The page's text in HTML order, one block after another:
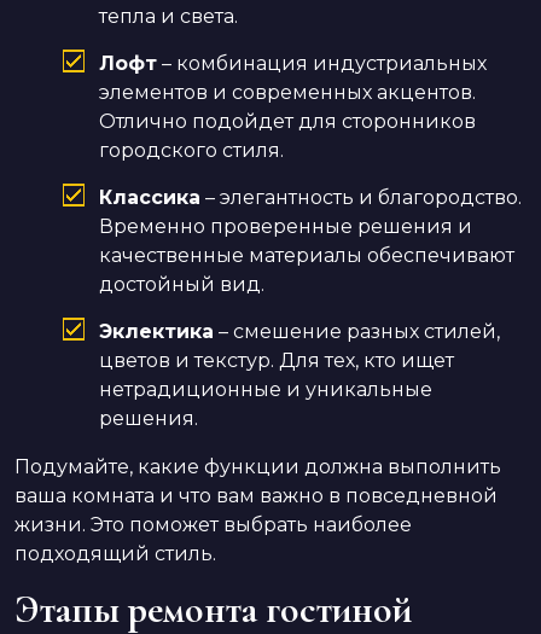
тепла и света.
Лофт – комбинация индустриальных
элементов и современных акцентов.
Отлично подойдет для сторонников
городского стиля.
Классика – элегантность и благородство.
Временно проверенные решения и
качественные материалы обеспечивают
достойный вид.
Эклектика – смешение разных стилей,
цветов и текстур. Для тех, кто ищет
нетрадиционные и уникальные
решения.
Подумайте, какие функции должна выполнить
ваша комната и что вам важно в повседневной
жизни. Это поможет выбрать наиболее
подходящий стиль.
Этапы ремонта гостиной